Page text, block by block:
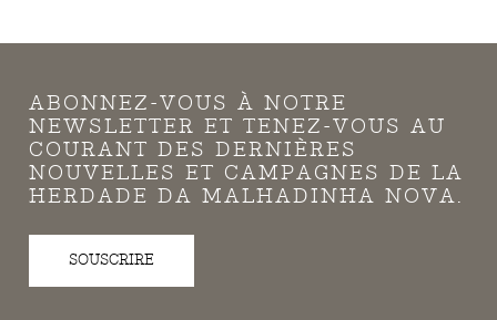
ABONNEZ-VOUS À NOTRE
NEWSLETTER ET TENEZ-VOUS AU
COURANT DES DERNIÈRES
NOUVELLES ET CAMPAGNES DE LA
HERDADE DA MALHADINHA NOVA.
SOUSCRIRE